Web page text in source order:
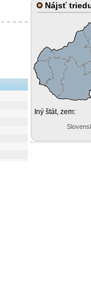
Nájsť
Iný štát, zem: